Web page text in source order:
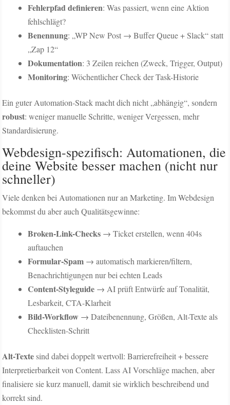
Fehlerpfad definieren: Was passiert, wenn eine Aktion
fehlschlägt?
Benennung: „WP New Post → Buffer Queue + Slack“ statt
„Zap 12“
Dokumentation: 3 Zeilen reichen (Zweck, Trigger, Output)
Monitoring: Wöchentlicher Check der Task-Historie
Ein guter Automation-Stack macht dich nicht „abhängig“, sondern
robust: weniger manuelle Schritte, weniger Vergessen, mehr
Standardisierung.
Webdesign-spezifisch: Automationen, die
deine Website besser machen (nicht nur
schneller)
Viele denken bei Automationen nur an Marketing. Im Webdesign
bekommst du aber auch Qualitätsgewinne:
Broken-Link-Checks → Ticket erstellen, wenn 404s
auftauchen
Formular-Spam → automatisch markieren/filtern,
Benachrichtigungen nur bei echten Leads
Content-Styleguide → AI prüft Entwürfe auf Tonalität,
Lesbarkeit, CTA-Klarheit
Bild-Workflow → Dateibenennung, Größen, Alt-Texte als
Checklisten-Schritt
Alt-Textesind dabei doppelt wertvoll: Barrierefreiheit + bessere
Interpretierbarkeit von Content. Lass AI Vorschläge machen, aber
finalisiere sie kurz manuell, damit sie wirklich beschreibend und
korrekt sind.